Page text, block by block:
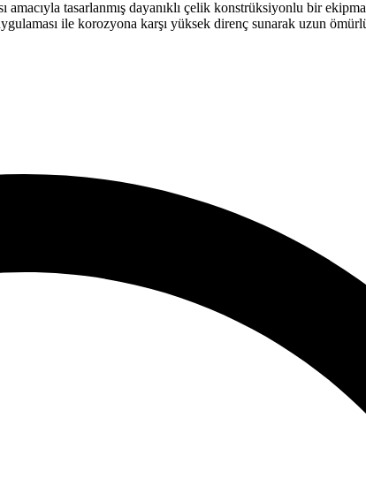
amacıyla tasarlanmış dayanıklı çelik konstrüksiyonlu bir
ile korozyona karşı yüksek direnç sunarak uzun